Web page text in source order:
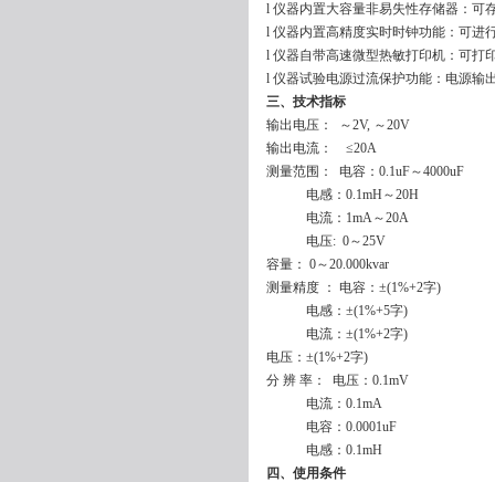
l 仪器内置大容量非易失性存储器：可
l 仪器内置高精度实时时钟功能：可进
l 仪器自带高速微型热敏打印机：可打
l 仪器试验电源过流保护功能：电源输
三、技术指标
输出电压： ～2V, ～20V
输出电流： ≤20A
测量范围： 电容：0.1uF～4000uF
电感：0.1mH～20H
电流：1mA～20A
电压: 0～25V
容量： 0～20.000kvar
测量精度 ： 电容：±(1%+2字)
电感：±(1%+5字)
电流：±(1%+2字)
电压：±(1%+2字)
分 辨 率： 电压：0.1mV
电流：0.1mA
电容：0.0001uF
电感：0.1mH
四、使用条件